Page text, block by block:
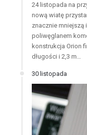
24 listopada na
nową wiatę
znacznie
poliwęglanem
konstrukcja Orion
długości i 2,3 m…
30 listopada